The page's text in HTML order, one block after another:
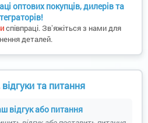
оптових покупців, дилерів та
співпраці. Звʼяжіться з нами для
деталей.
та питання
відгук або питання